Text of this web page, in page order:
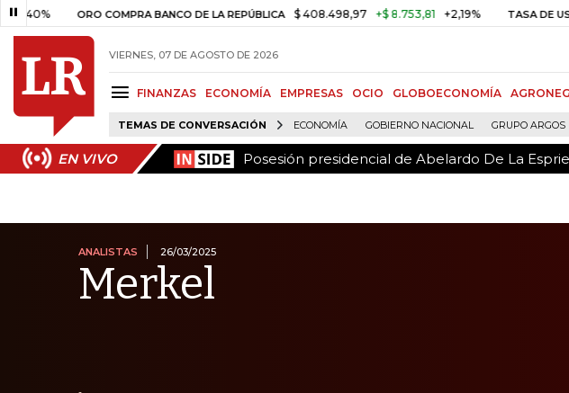
ORO COMPRA BANCO DE LA REPÚBLICA $ 408.498,97 +$ 8.753,81 +2,19% TASA DE USURA
VIERNES, 07 DE AGOSTO DE 2026
FINANZAS ECONOMÍA EMPRESAS OCIO GLOBOECONOMÍA
TEMAS DE CONVERSACIÓN ECONOMÍA GOBIERNO NACIONAL GRUPO ARGOS
EN VIVO Posesión presidencial de Abelardo De La
EN VIVO Posesión presidencial de Abelardo De La
ANALISTAS 26/03/2025
Merkel